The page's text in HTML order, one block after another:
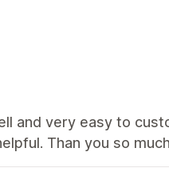
and very easy to
Than you so